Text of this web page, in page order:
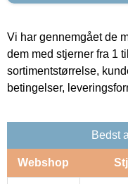
Vi har gennemgået de
dem med stjerner fra 1
sortimentstørrelse,
betingelser,
Bedst
Webshop